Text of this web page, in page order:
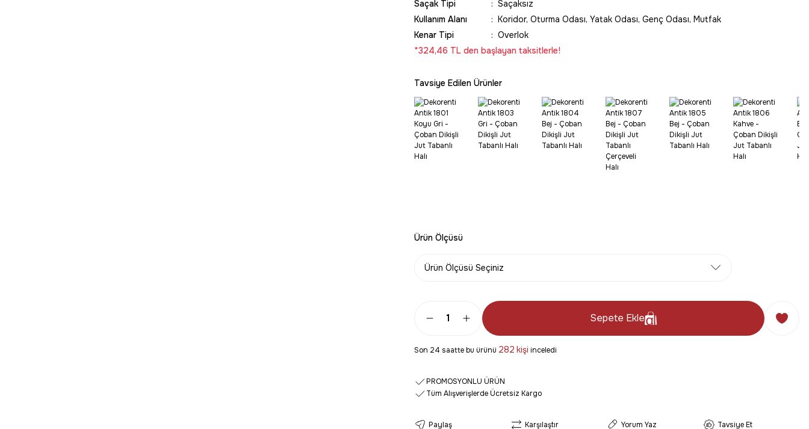
Saçak Tipi
Saçaksız
Kullanım Alanı
Koridor, Oturma Odası, Yatak Odası, Genç Odası, Mutfak
Kenar Tipi
Overlok
*324,46 TL den başlayan taksitlerle!
Tavsiye Edilen Ürünler
Ürün Ölçüsü
Sepete Ekle
Son 24 saatte bu ürünü 282 kişi inceledi
PROMOSYONLU ÜRÜN
Tüm Alışverişlerde Ücretsiz Kargo
Paylaş Karşılaştır Yorum Yaz Tavsiye Et